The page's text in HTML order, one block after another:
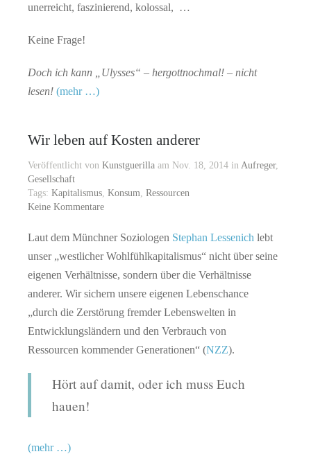
unerreicht, faszinierend, kolossal, …
Keine Frage!
Doch ich kann „Ulysses“ – hergottnochmal! – nicht
lesen! (mehr …)
Wir leben auf Kosten anderer
Veröffentlicht von Kunstguerillaam Nov. 18, 2014 in Aufreger,
Gesellschaft
Tags: Kapitalismus, Konsum Ressourcen
Keine Kommentare
Laut dem Münchner Soziologen Stephan Lessenich lebt
unser „westlicher Wohlfühlkapitalismus“ nicht über seine
eigenen Verhältnisse, sondern über die Verhältnisse
anderer. Wir sichern unsere eigenen Lebenschance
„durch die Zerstörung fremder Lebenswelten in
Entwicklungsländern und den Verbrauch von
Ressourcen kommender Generationen“ (NZZ).
Hört auf damit, oder ich muss Euch
hauen!
(mehr …)